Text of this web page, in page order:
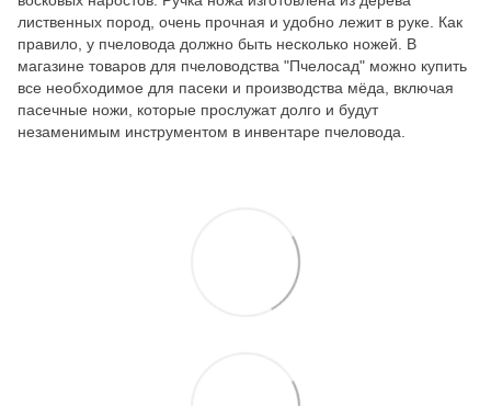
лиственных пород, очень прочная и удобно лежит в руке. Как
правило, у пчеловода должно быть несколько ножей. В
магазине товаров для пчеловодства "Пчелосад" можно купить
все необходимое для пасеки и производства мёда, включая
пасечные ножи, которые прослужат долго и будут
незаменимым инструментом в инвентаре пчеловода.